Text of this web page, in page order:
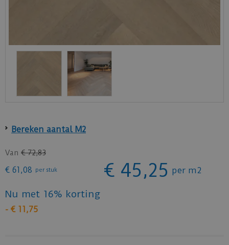
Bereken aantal M2
Van € 72,83
€ 61 ,08 per stuk € 45,25 per m2
Nu met 16% korting
- € 11,75